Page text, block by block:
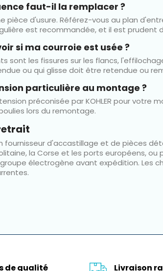
faut-il la remplacer ?
pièce d'usure. Référez-vous au plan
est recommandée, et il est prudent
si ma courroie est usée ?
sont les fissures sur les flancs,
ou qui glisse doit être retendue ou
particulière au montage ?
préconisée par KOHLER pour
lors du remontage.
fournisseur d'accastillage et de pièces
la Corse et les ports européens,
électrogène avant expédition. Les
de qualité Livraison